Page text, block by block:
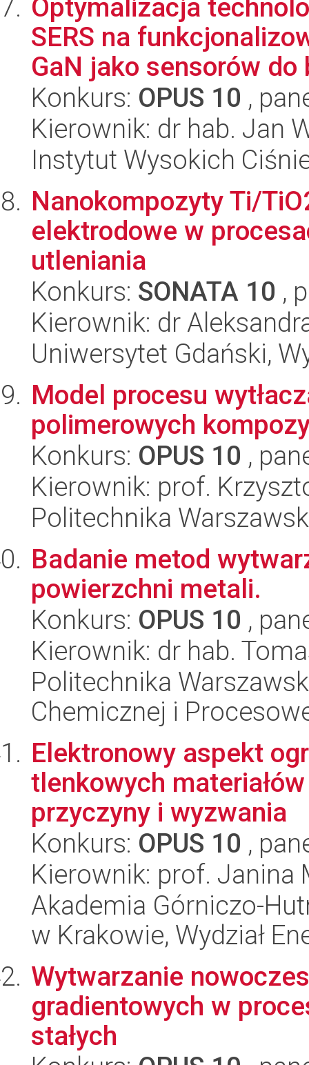
Optymalizacja
SERS na
GaN jako sensorów do
Konkurs: OPUS 10 ,
Kierownik: dr hab. Jan
Instytut Wysokich
Nanokompozyty Ti/
elektrodowe w
utleniania
Konkurs: SONATA 10 ,
Kierownik: dr
Uniwersytet Gdański,
Model procesu
polimerowych
Konkurs: OPUS 10 ,
Kierownik: prof.
Politechnika
Badanie metod
powierzchni metali.
Konkurs: OPUS 10 ,
Kierownik: dr hab.
Politechnika
Chemicznej i
Elektronowy aspekt
tlenkowych
przyczyny i wyzwania
Konkurs: OPUS 10 ,
Kierownik: prof. Janina
Akademia Górniczo-
w Krakowie, Wydział
Wytwarzanie
gradientowych w
stałych